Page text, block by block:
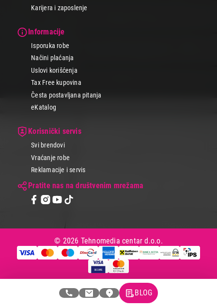
Karijera i zaposlenje
Informacije
Isporuka robe
Načini plaćanja
Uslovi korišćenja
Tax Free kupovina
Česta postavljana pitanja
eKatalog
Korisnički servis
Svi brendovi
Vraćanje robe
Reklamacije i servis
Pratite nas na društvenim mrežama
© 2026 Tehnomedia centar d.o.o.
BLOG